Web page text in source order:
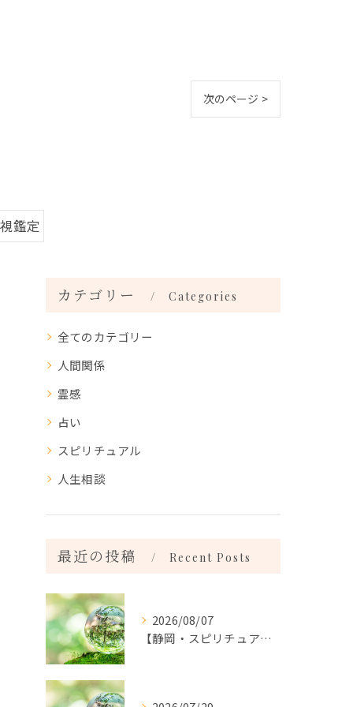
次のページ >
鑑定
カテゴリー Categories
全てのカテゴリー
人間関係
霊感
占い
スピリチュアル
人生相談
最近の投稿 Recent Posts
2026/08/07
【静岡・スピリチュアル】こんなことがありました。｜霊視鑑定：コーラルサンゴ